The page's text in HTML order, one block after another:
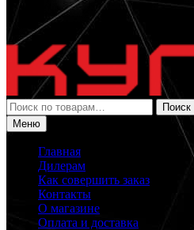
Искать:
Поиск
Меню
Главная
Дилерам
Как совершить заказ
Контакты
О магазине
Оплата и доставка